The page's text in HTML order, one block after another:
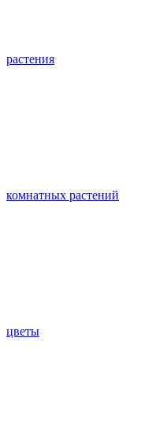
растения
комнатных растений
цветы